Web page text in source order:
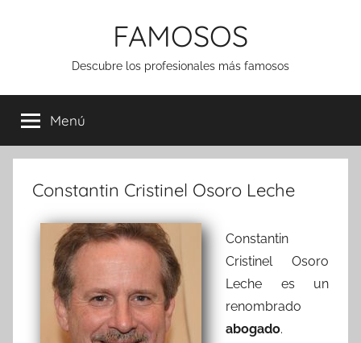
FAMOSOS
Descubre los profesionales más famosos
Menú
Constantin Cristinel Osoro Leche
Constantin
Cristinel Osoro
Leche es un
renombrado
abogado.